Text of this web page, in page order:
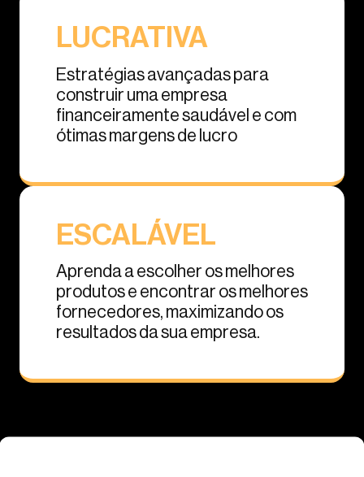
LUCRATIVA
Estratégias avançadas para
construir uma empresa
financeiramente saudável e com
ótimas margens de lucro
ESCALÁVEL
Aprenda a escolher os melhores
produtos e encontrar os melhores
fornecedores, maximizando os
resultados da sua empresa.